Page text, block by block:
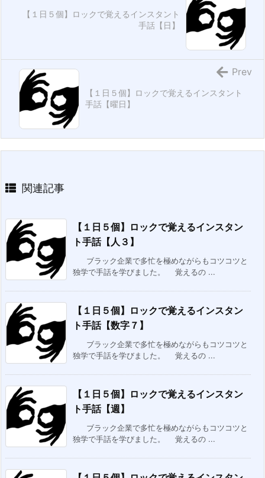
【１日５個】ロックで覚えるインスタント
手話【日】
【１日５個】ロックで覚えるインスタント
手話【曜日】
Prev
関連記事
【１日５個】ロックで覚えるインスタン
ト手話【人３】
ブラック企業で多忙を極めながらもコツコツと
独学で手話を学びました。 覚えるの ...
【１日５個】ロックで覚えるインスタン
ト手話【数字７】
ブラック企業で多忙を極めながらもコツコツと
独学で手話を学びました。 覚えるの ...
【１日５個】ロックで覚えるインスタン
ト手話【週】
ブラック企業で多忙を極めながらもコツコツと
独学で手話を学びました。 覚えるの ...